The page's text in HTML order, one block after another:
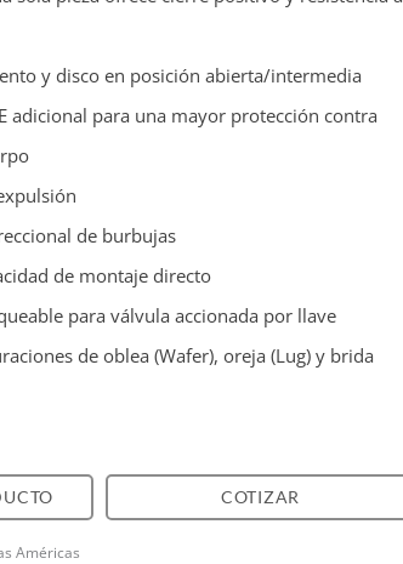
y disco en posición abierta/intermedia
adicional para una mayor protección contra
de burbujas
de montaje directo
para válvula accionada por llave
de oblea (Wafer), oreja (Lug) y brida
COTIZAR
Américas